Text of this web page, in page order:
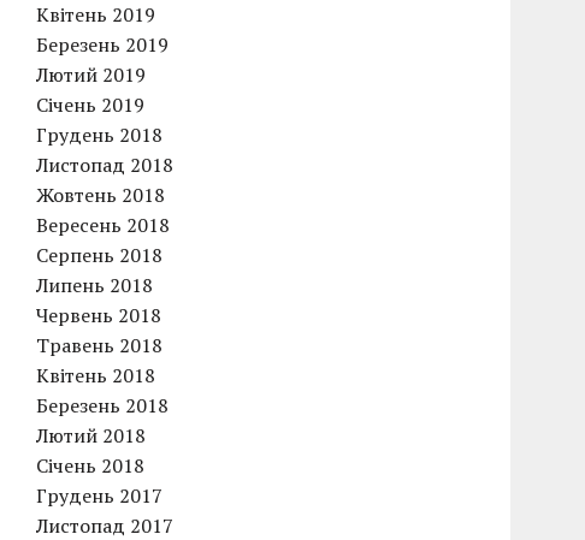
Квітень 2019
Березень 2019
Лютий 2019
Січень 2019
Грудень 2018
Листопад 2018
Жовтень 2018
Вересень 2018
Серпень 2018
Липень 2018
Червень 2018
Травень 2018
Квітень 2018
Березень 2018
Лютий 2018
Січень 2018
Грудень 2017
Листопад 2017